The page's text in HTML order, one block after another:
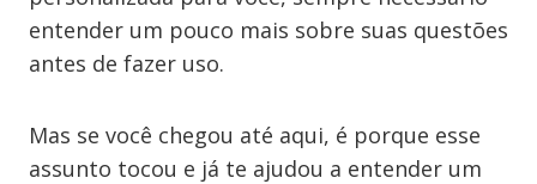
entender um pouco mais sobre suas questões
antes de fazer uso.
Mas se você chegou até aqui, é porque esse
assunto tocou e já te ajudou a entender um